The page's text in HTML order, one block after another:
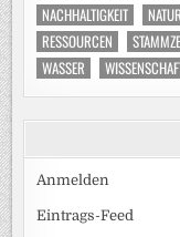
NACHHALTIGKEIT
RESSOURCEN
WASSER
Anmelden
Eintrags-Feed